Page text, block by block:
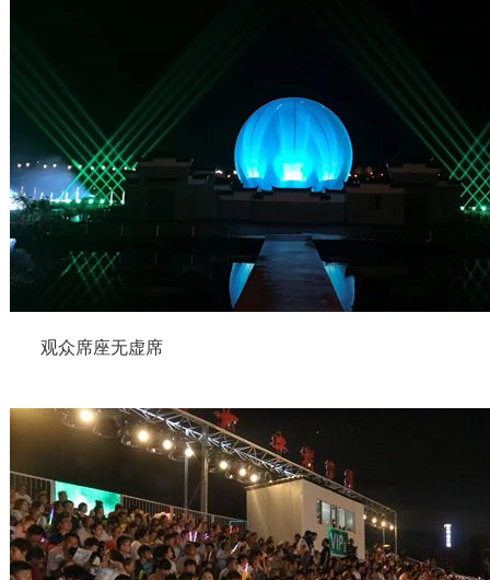
观众席座无虚席